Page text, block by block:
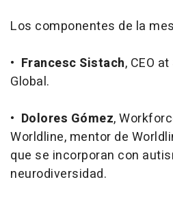
Los componentes de la
• Francesc Sistach, CEO
Global.
• Dolores Gómez,
Worldline, mentor de
que se incorporan con
neurodiversidad.